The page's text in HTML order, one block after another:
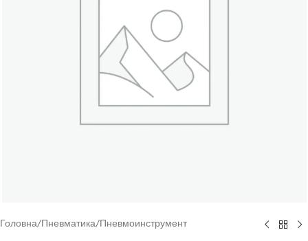
Головна/Пневматика/Пневмоинструмент